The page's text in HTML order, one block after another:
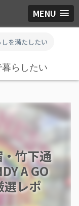
MENU
を満たしたい
らしたい
竹下通
A GO
レポ